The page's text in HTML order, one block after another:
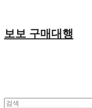
보보 구매대행